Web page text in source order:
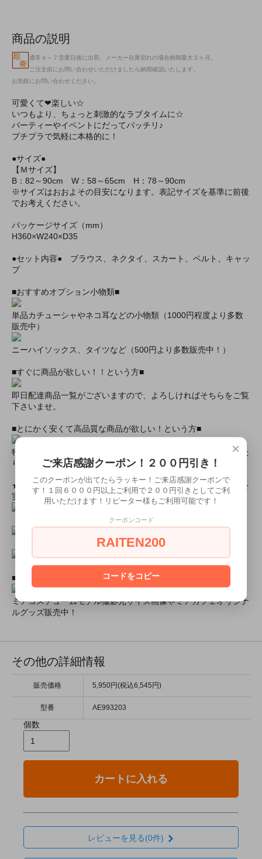
商品の説明
通常４～７営業日後に出荷。メーカー在庫切れの場合納期最大２ヶ月。
ご注文前にお問い合わせいただけましたら納期確認いたします。
お気軽にお問い合わせください。
可愛くて❤楽しい☆
いつもより、ちょっと刺激的なラブタイムに☆
パーティーやイベントにだってバッチリ♪
プチプラで気軽に本格的に！
●サイズ●
【Ｍサイズ】
B：82～90cm W：58～65cm H：78～90cm
※サイズはおおよその目安になります。表記サイズを基準に前後
でお考えください。
パッケージサイズ（mm）
H360×W240×D35
●セット内容● ブラウス、ネクタイ、スカート、ベルト、キャッ
プ
■おすすめオプション小物類■
単品カチューシャやネコ耳などの小物類（1000円程度より多数
販売中）
ニーハイソックス、タイツなど（500円より多数販売中！）
■すぐに商品が欲しい！！という方■
即日配達商品一覧がございますので、よろしければそちらをご覧
下さいませ。
■とにかく安くて高品質な商品が欲しい！という方■
特別割引商品を掲載しています！最大８０％引きの商品もあった
りします！
★ミアカフェ・ミアリラではミアコス衣装を着用したイベントを
実施中★
■ミアコスモデル＆カフェオリジナルグッズショップ■
ミアコスチュームモデル撮影元サイズ画像やミアカフェオリジナ
ルグッズ販売中！
その他の詳細情報
販売価格 5,950円(税込6,545円)
型番 AE993203
個数
カートに入れる
レビューを見る(0件)
×
ご来店感謝クーポン！２００円引き！
このクーポンが出てたらラッキー！ご来店感謝クーポンで
す！１回６０００円以上ご利用で２００円引きとしてご利
用いただけます！リピーター様もご利用可能です！
クーポンコード
RAITEN200
コードをコピー